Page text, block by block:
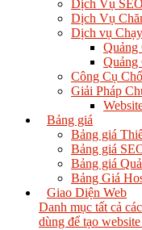
Dịch Vụ SEO
Dịch Vụ
Dịch vụ
Quảng
Quảng
Công Cụ
Giải Pháp
Bảng giá
Bảng giá
Bảng giá
Bảng giá
Bảng Giá
Giao Diện Web
Danh mục tất cả
dùng để tạo